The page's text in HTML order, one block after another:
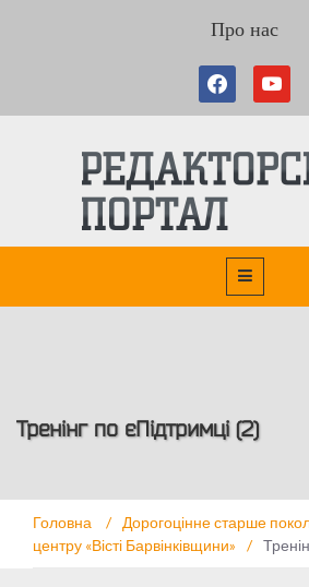
Про нас
Тренінг по єПідтримці (2)
Головна /
Дорогоцінне старше
центру «Вісті Барвінківщини»
/